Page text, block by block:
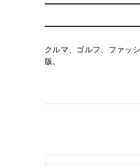
クルマ、ゴルフ、ファッ
版。